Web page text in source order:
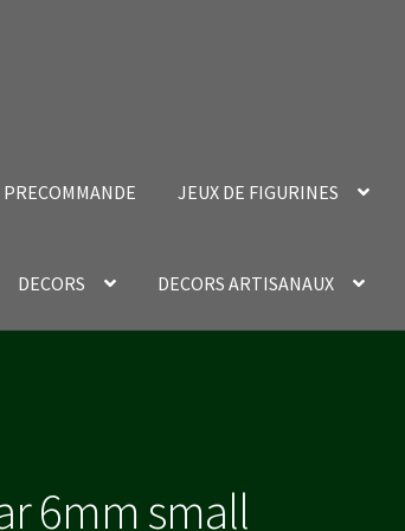
PRECOMMANDE JEUX DE FIGURINES
DECORS DECORS ARTISANAUX
Success Page
6mm small